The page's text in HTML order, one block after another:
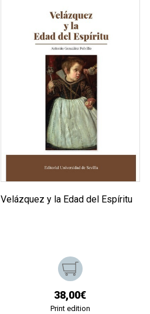
Velázquez y la Edad del Espíritu
38,00€
Print edition